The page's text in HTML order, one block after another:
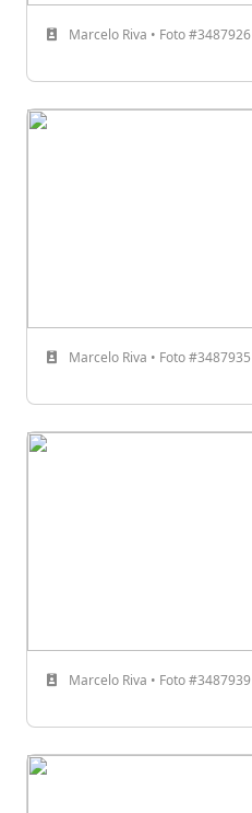
Marcelo Riva • Foto #3487926
Marcelo Riva • Foto #3487935
Marcelo Riva • Foto #3487939